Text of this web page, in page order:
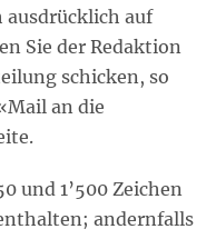
ausdrücklich auf
Sie der Redaktion
schicken, so
an die
und 1’500 Zeichen
andernfalls